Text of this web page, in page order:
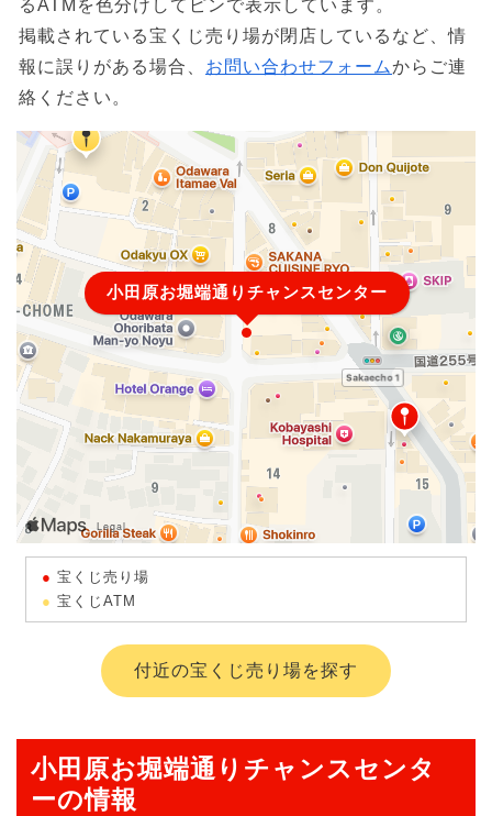
るATMを色分けしてピンで表示しています。
掲載されている宝くじ売り場が閉店しているなど、情
報に誤りがある場合、 お問い合わせフォームからご連
絡ください。
小田原お堀端通りチャンスセンター
宝くじ売り場
宝くじATM
付近の宝くじ売り場を探す
小田原お堀端通りチャンスセンタ
ーの情報